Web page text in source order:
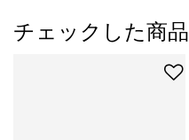
チェックした商品